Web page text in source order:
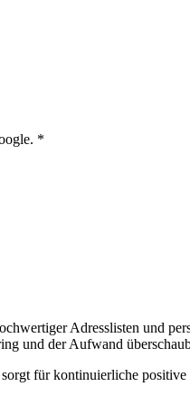
*
Adresslisten und
und der Aufwand
für kontinuierliche